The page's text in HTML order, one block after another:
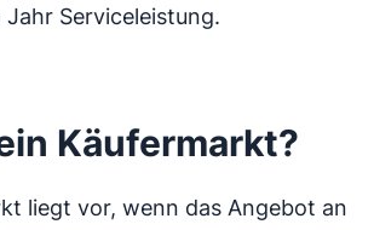
Serviceleistung.
Käufermarkt?
liegt vor, wenn das Angebot an